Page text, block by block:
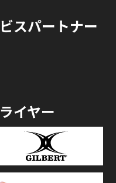
スパートナー
イヤー